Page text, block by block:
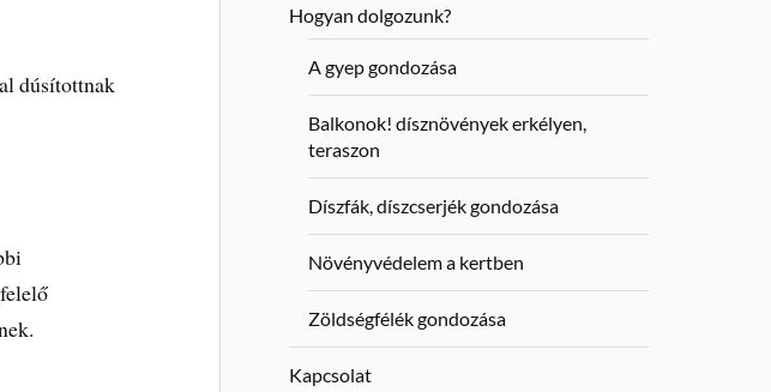
dúsítottnak
Hogyan dolgozunk?
A gyep gondozása
Balkonok! dísznövények erkélyen,
teraszon
Díszfák, díszcserjék gondozása
Növényvédelem a kertben
Zöldségfélék gondozása
Kapcsolat